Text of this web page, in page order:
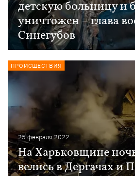
детскую больницу и
уничтожен – глава
Синегубов
25 февраля 2022
На Харьковщине
велись в Дергачах и
ПРОИСШЕСТВИЯ